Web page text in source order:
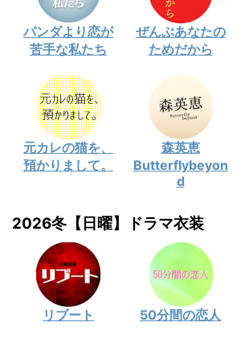
パンダより恋が
苦手な私たち
ぜんぶあなたの
ためだから
元カレの猫を、
預かりまして。
森英恵
Butterflybeyon
d
2026冬【日曜】ドラマ衣装
リブート 50分間の恋人